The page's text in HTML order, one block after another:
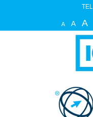
TEL.
A
A A